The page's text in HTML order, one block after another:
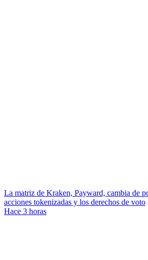
La matriz de Kraken, Payward, cambia de
acciones tokenizadas y los derechos de voto
Hace 3 horas